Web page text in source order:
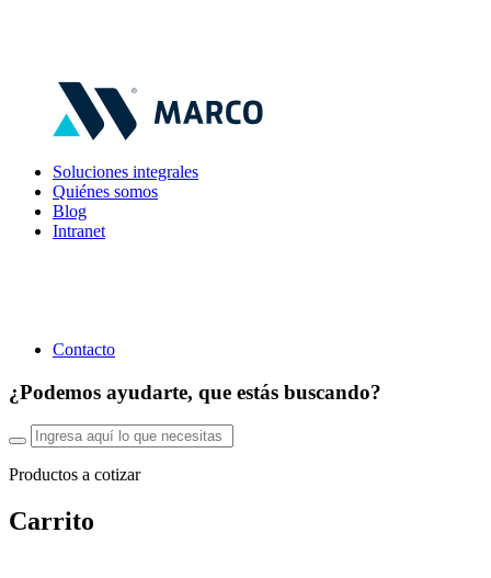
Soluciones integrales
Quiénes somos
Blog
Intranet
Contacto
¿Podemos ayudarte, que estás buscando?
Productos a cotizar
Carrito